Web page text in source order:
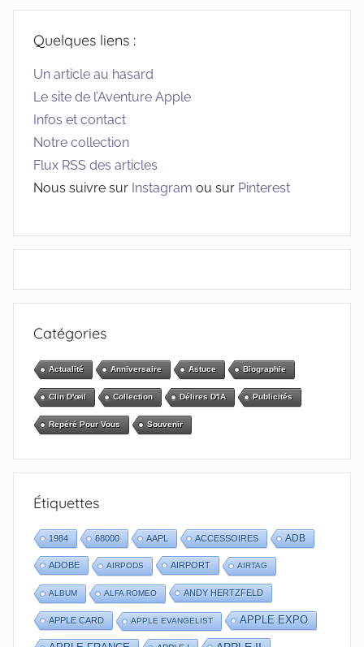
Quelques liens :
Un article au hasard
Le site de l’Aventure Apple
Infos et contact
Notre collection
Flux RSS des articles
Nous suivre sur Instagram ou sur Pinterest
Catégories
Actualité Anniversaire Astuce Biographie
Clin D'œil Collection Délires D'IA Publicités
Repéré Pour Vous Souvenir
Étiquettes
1984 68000 AAPL ACCESSOIRES ADB
ADOBE AIRPODS AIRPORT AIRTAG
ALBUM ALFA ROMEO ANDY HERTZFELD
APPLE CARD APPLE EVANGELIST APPLE EXPO